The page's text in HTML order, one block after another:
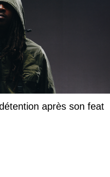
après son feat